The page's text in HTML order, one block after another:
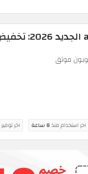
موثق
اخر استخدام منذ8 ساعة اخر توفير